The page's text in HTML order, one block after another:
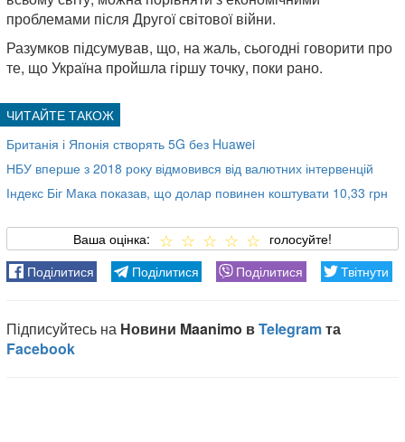
проблемами після Другої світової війни.
Разумков підсумував, що, на жаль, сьогодні говорити про
те, що Україна пройшла гіршу точку, поки рано.
Британія і Японія створять 5G без Huawei
НБУ вперше з 2018 року відмовився від валютних інтервенцій
Індекс Біг Мака показав, що долар повинен коштувати 10,33 грн